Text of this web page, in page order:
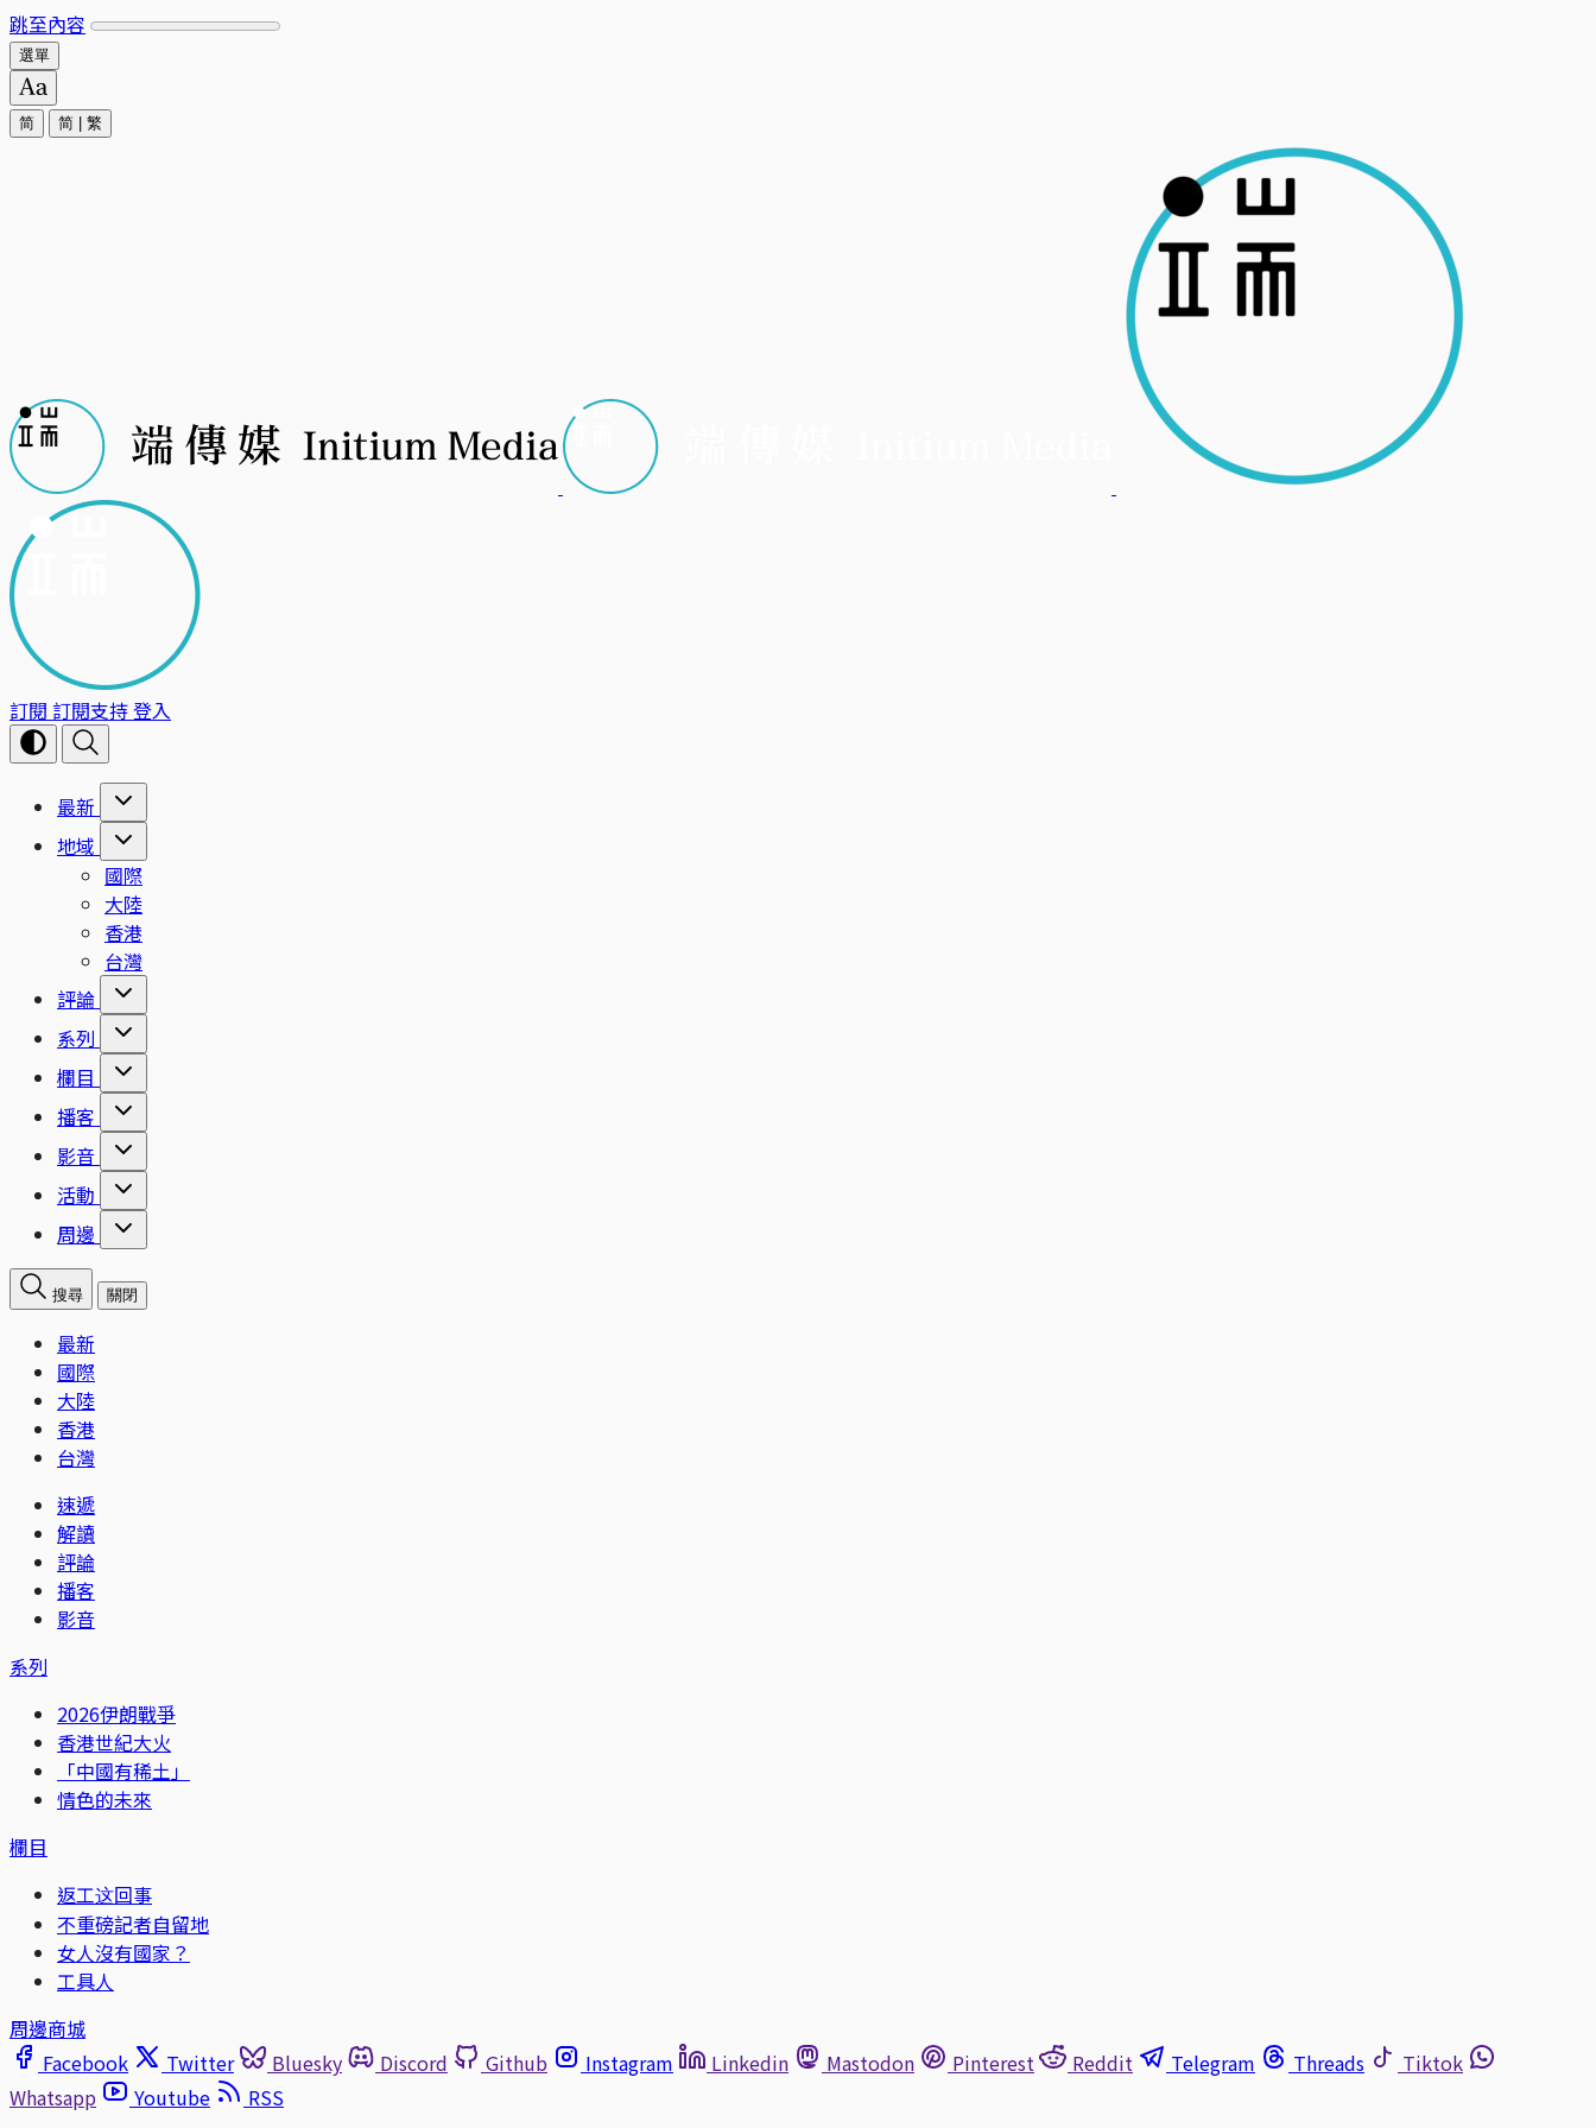
跳至內容
選單
简 简 繁
訂閱 訂閱支持登入
最新
地域
國際
大陸
香港
台灣
評論
系列
欄目
播客
影音
活動
周邊
搜尋 關閉
最新
國際
大陸
香港
台灣
速遞
解讀
評論
播客
影音
系列
2026伊朗戰爭
香港世紀大火
「中國有稀土」
情色的未來
欄目
返工这回事
不重磅記者自留地
女人沒有國家？
工具人
周邊商城
Facebook
Twitter Bluesky Discord Github Instagram Linkedin Mastodon Pinterest Reddit Telegram Threads
Tiktok
Whatsapp
Youtube RSS